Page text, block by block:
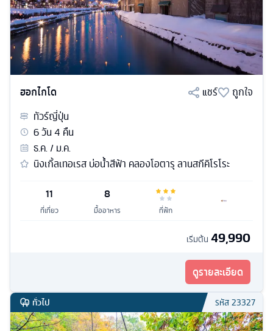
ฮอกไกโด แชร์
ถูกใจ
ทัวร์ญี่ปุ่น
6วัน4 คืน
ธ.ค. / ม.ค.
นิงเกิ้ลเทอเรส บ่อน้ำสีฟ้า คลองโอตารุ ลานสกีคิโรโระ
11
ที่เที่ยว
8
มื้ออาหาร ที่พัก
เริ่มต้น 49,990
ดูรายละเอียด
ทั่วไป รหัส23327